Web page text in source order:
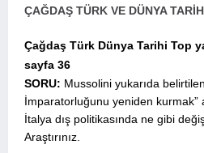
ÇAĞDAŞ TÜRK VE DÜNYA
Çağdaş Türk Dünya Tarihi Top
sayfa 36
SORU: Mussolini yukarıda
İmparatorluğunu yeniden kurmak”
İtalya dış politikasında ne gibi
Araştırınız.